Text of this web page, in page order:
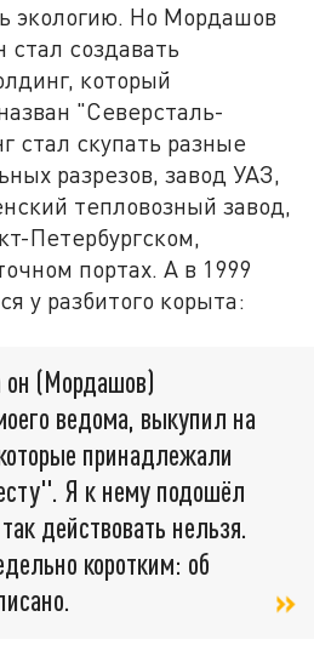
экологию. Но Мордашов
стал создавать
который
"Северсталь-
стал скупать разные
разрезов, завод УАЗ,
тепловозный завод,
Петербургском,
портах. А в 1999
у разбитого корыта:
он (Мордашов)
ведома, выкупил на
принадлежали
Я к нему подошёл
действовать нельзя.
коротким: об